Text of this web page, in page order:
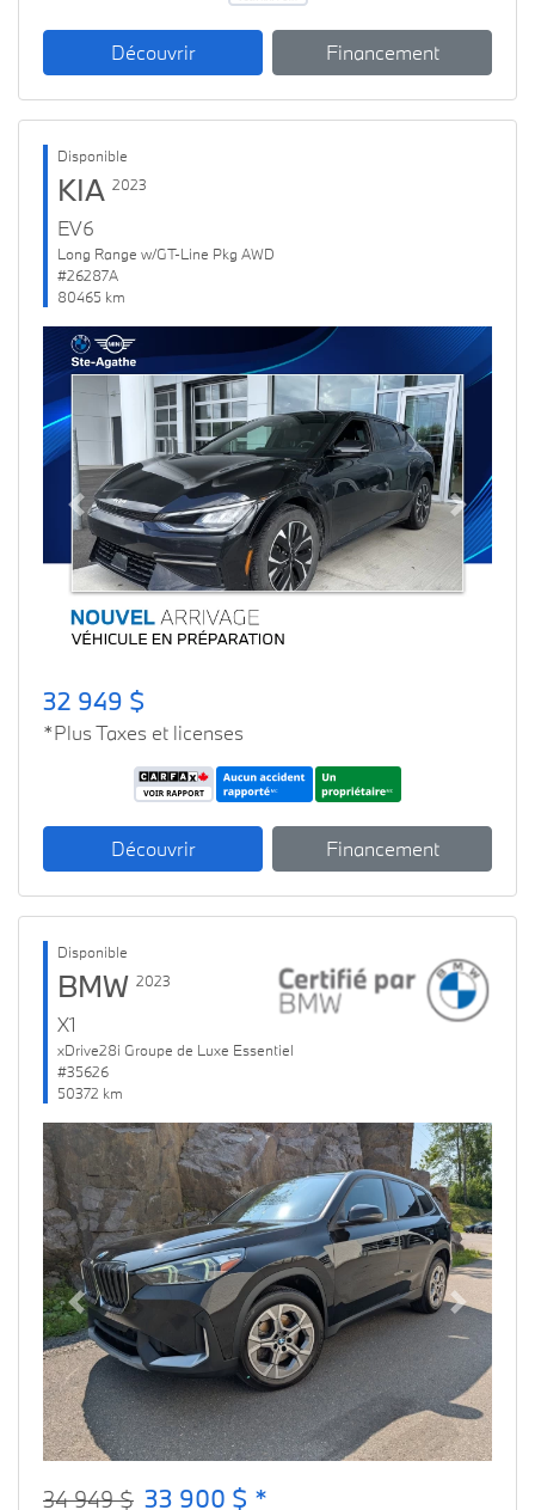
Découvrir Financement
Disponible
KIA 2023
EV6
Long Range w/GT-Line Pkg AWD
#26287A
80465 km
Previous Next
32 949 $
*Plus Taxes et licenses
Découvrir Financement
Disponible
BMW 2023
X1
xDrive28i Groupe de Luxe Essentiel
#35626
50372 km
Previous Next
34 949 $ 33 900 $ *